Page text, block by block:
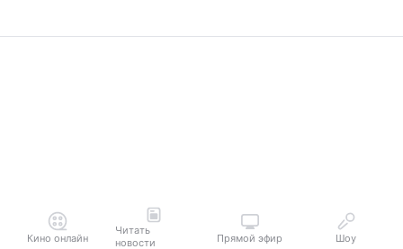
Кино онлайн
Читать
новости
Прямой эфир Шоу